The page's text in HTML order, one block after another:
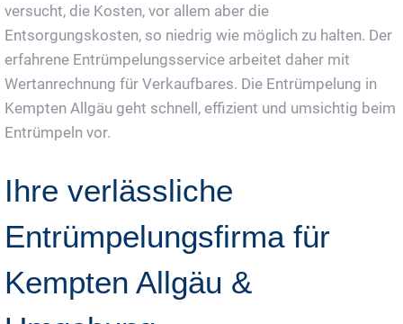
versucht, die Kosten, vor allem aber die
Entsorgungskosten, so niedrig wie möglich zu halten. Der
erfahrene Entrümpelungsservice arbeitet daher mit
Wertanrechnung für Verkaufbares. Die Entrümpelung in
Kempten Allgäu geht schnell, effizient und umsichtig beim
Entrümpeln vor.
Ihre verlässliche
Entrümpelungsfirma für
Kempten Allgäu &